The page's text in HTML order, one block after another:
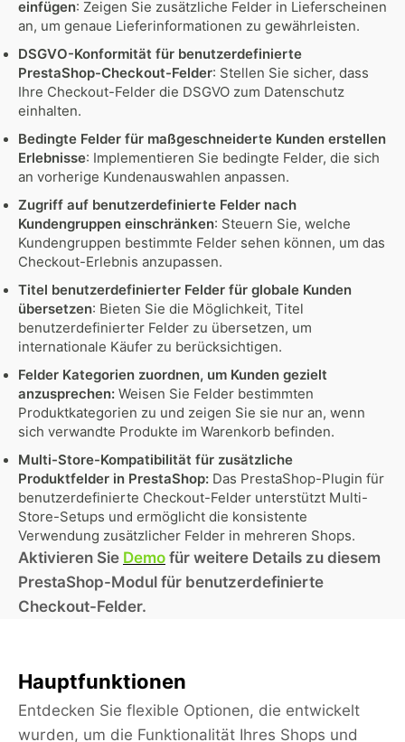
einfügen: Zeigen Sie zusätzliche Felder in Lieferscheinen
an, um genaue Lieferinformationen zu gewährleisten.
DSGVO-Konformität für benutzerdefinierte
PrestaShop-Checkout-Felder: Stellen Sie sicher, dass
Ihre Checkout-Felder die DSGVO zum Datenschutz
einhalten.
Bedingte Felder für maßgeschneiderte Kunden erstellen
Erlebnisse: Implementieren Sie bedingte Felder, die sich
an vorherige Kundenauswahlen anpassen.
Zugriff auf benutzerdefinierte Felder nach
Kundengruppen einschränken: Steuern Sie, welche
Kundengruppen bestimmte Felder sehen können, um das
Checkout-Erlebnis anzupassen.
Titel benutzerdefinierter Felder für globale Kunden
übersetzen: Bieten Sie die Möglichkeit, Titel
benutzerdefinierter Felder zu übersetzen, um
internationale Käufer zu berücksichtigen.
Felder Kategorien zuordnen, um Kunden gezielt
anzusprechen: Weisen Sie Felder bestimmten
Produktkategorien zu und zeigen Sie sie nur an, wenn
sich verwandte Produkte im Warenkorb befinden.
Multi-Store-Kompatibilität für zusätzliche
Produktfelder in PrestaShop: Das PrestaShop-Plugin für
benutzerdefinierte Checkout-Felder unterstützt Multi-
Store-Setups und ermöglicht die konsistente
Verwendung zusätzlicher Felder in mehreren Shops.
Aktivieren Sie Demo für weitere Details zu diesem
PrestaShop-Modul für benutzerdefinierte
Checkout-Felder.
Hauptfunktionen
Entdecken Sie flexible Optionen, die entwickelt
wurden, um die Funktionalität Ihres Shops und